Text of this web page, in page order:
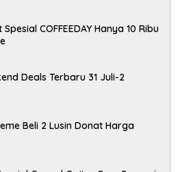
COFFEEDAY Hanya 10 Ribu
Deals Terbaru 31 Juli-2
Beli 2 Lusin Donat Harga